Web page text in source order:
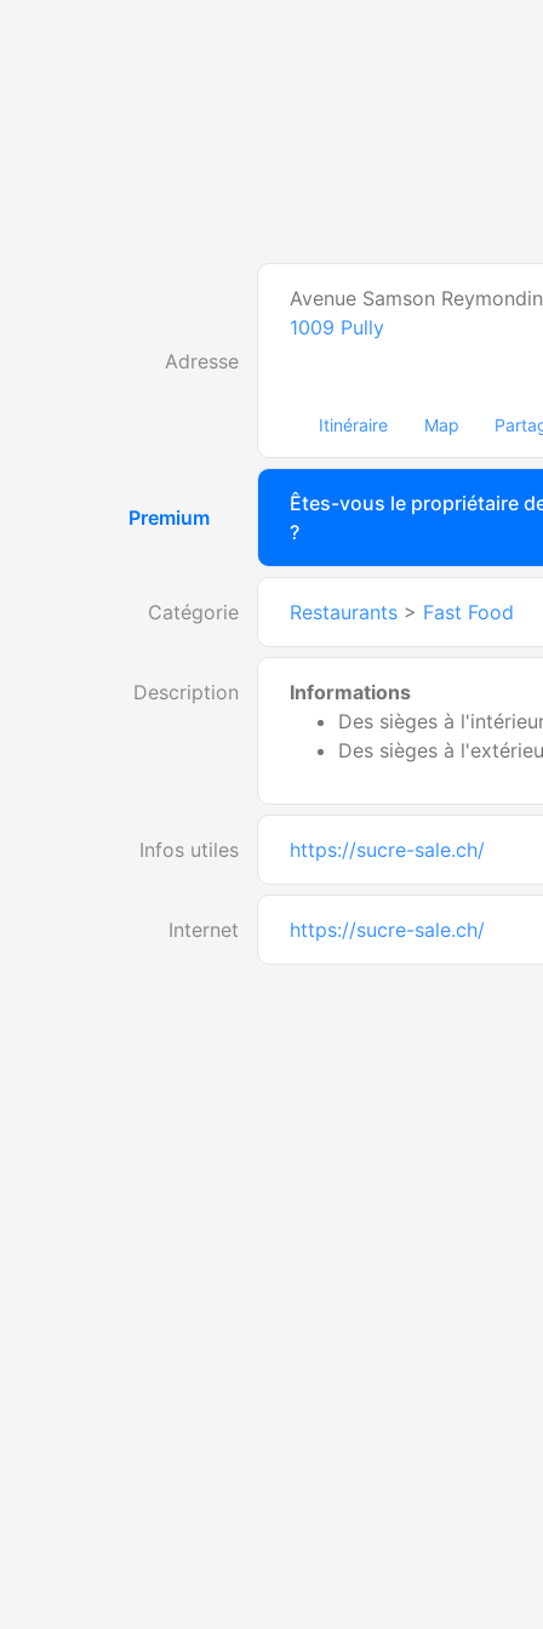
Adresse
Avenue Samson Reymondin
1009 Pully
Itinéraire Map
Premium
Êtes-vous le propriétaire
?
Catégorie Restaurants > Fast Food
Description
Informations
Des sièges à
Des sièges à
Infos utiles https://sucre-sale.ch/
Internet https://sucre-sale.ch/